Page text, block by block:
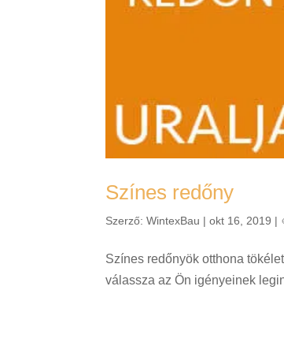
Színes redőny
Szerző:WintexBau |okt 16, 2019 |
Színes redőnyök otthona
válassza az Ön igényeinek